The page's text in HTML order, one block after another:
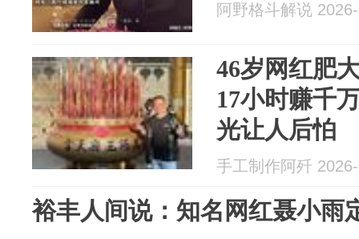
阿野格斗解说
46岁网红肥
17小时赚千
光让人后怕
手工制作阿歼
裕丰人间说：知名网红聂小雨